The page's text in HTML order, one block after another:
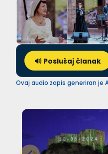
🔊 Poslušaj članak
Ovaj audio zapis generiran je